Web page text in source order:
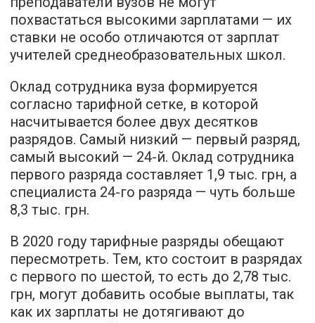
похвастаться высокими зарплатами — их
ставки не особо отличаются от зарплат
учителей среднеобразовательных школ.
Оклад сотрудника вуза формируется
согласно тарифной сетке, в которой
насчитывается более двух десятков
разрядов. Самый низкий — первый разряд,
самый высокий — 24-й. Оклад сотрудника
первого разряда составляет 1,9 тыс. грн, а
специалиста 24-го разряда — чуть больше
8,3 тыс. грн.
В 2020 году тарифные разряды обещают
пересмотреть. Тем, кто состоит в разрядах
с первого по шестой, то есть до 2,78 тыс.
грн, могут добавить особые выплаты, так
как их зарплаты не дотягивают до